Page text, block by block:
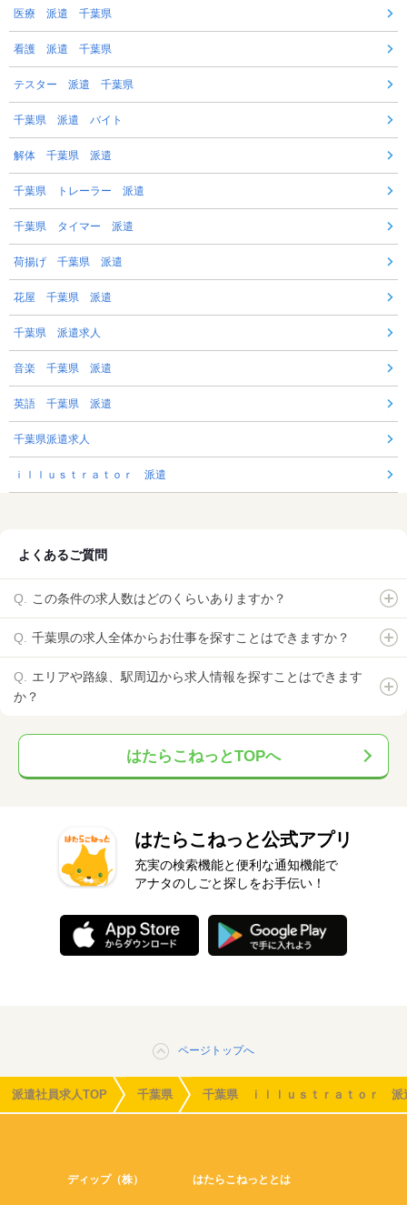
医療 派遣 千葉県
看護 派遣 千葉県
テスター 派遣 千葉県
千葉県 派遣 バイト
解体 千葉県 派遣
千葉県 トレーラー 派遣
千葉県 タイマー 派遣
荷揚げ 千葉県 派遣
花屋 千葉県 派遣
千葉県 派遣求人
音楽 千葉県 派遣
英語 千葉県 派遣
千葉県派遣求人
ｉｌｌｕｓｔｒａｔｏｒ 派遣
よくあるご質問
この条件の求人数はどのくらいありますか？
千葉県の求人全体からお仕事を探すことはできますか？
エリアや路線、駅周辺から求人情報を探すことはできます
か？
はたらこねっとTOPへ
はたらこねっと公式アプリ
充実の検索機能と便利な通知機能で
アナタのしごと探しをお手伝い！
ページトップへ
派遣社員求人TOP 千葉県 千葉県 ｉｌｌｕｓｔｒａｔｏｒ 派
ディップ（株） はたらこねっととは